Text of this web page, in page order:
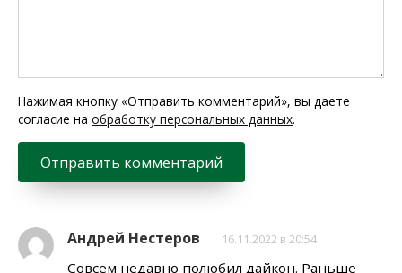
Нажимая кнопку «Отправить комментарий», вы даете
согласие на обработку персональных данных.
Андрей Нестеров 16.11.2022 в 20:54
Совсем недавно полюбил дайкон. Раньше